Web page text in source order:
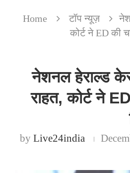
Home टॉप न्यूज़
कोर्ट ने ED की
नेशनल हेराल्ड
राहत, कोर्ट ने
byLive24india